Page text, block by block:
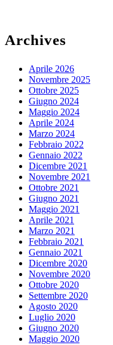
Archives
Aprile 2026
Novembre 2025
Ottobre 2025
Giugno 2024
Maggio 2024
Aprile 2024
Marzo 2024
Febbraio 2022
Gennaio 2022
Dicembre 2021
Novembre 2021
Ottobre 2021
Giugno 2021
Maggio 2021
Aprile 2021
Marzo 2021
Febbraio 2021
Gennaio 2021
Dicembre 2020
Novembre 2020
Ottobre 2020
Settembre 2020
Agosto 2020
Luglio 2020
Giugno 2020
Maggio 2020